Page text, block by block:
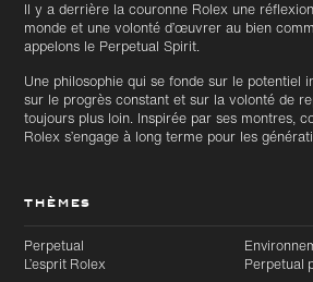
Il y a derrière la couronne Rolex une
monde et une volonté d’œuvrer au bien
appelons le Perpetual Spirit.
Une philosophie qui se fonde sur le potentiel
sur le progrès constant et sur la volonté de
toujours plus loin. Inspirée par ses montres,
Rolex s’engage à long terme pour les
THÈMES
Perpetual
L’esprit Rolex
Perpetual